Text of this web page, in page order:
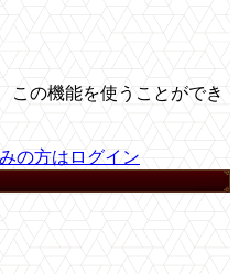
この機能を使うことができ
の方はログイン